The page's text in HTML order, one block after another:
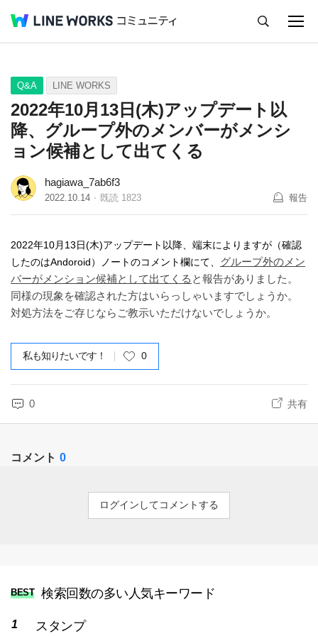
Q&A Tips Ideas
Q&A LINE WORKS
2022年10月13日(木)アップデート以
降、グループ外のメンバーがメンシ
ョン候補として出てくる
hagiawa_7ab6f3
2022.10.14 既読 1823 報告
2022年10月13日(木)アップデート以降、端末によりますが（確認
したのはAndoroid）ノートのコメント欄にて、 グループ外のメン
バーがメンション候補として出てくる と報告がありました。
同様の現象を確認された方はいらっしゃいますでしょうか。
対処方法をご存じならご教示いただけないでしょうか。
私も知りたいです！ 0
0 共有
コメント 0
ログインしてコメントする
BEST 検索回数の多い人気キーワード
スタンプ